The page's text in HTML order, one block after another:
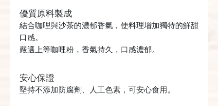
優質原料製成
結合咖哩與沙茶的濃郁香氣，使料理增加獨特的鮮甜
口感。
嚴選上等咖哩粉，香氣持久，口感濃郁。
安心保證
堅持不添加防腐劑、人工色素，可安心食用。